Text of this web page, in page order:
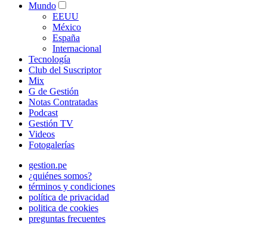
Mundo
EEUU
México
España
Internacional
Tecnología
Club del Suscriptor
Mix
G de Gestión
Notas Contratadas
Podcast
Gestión TV
Videos
Fotogalerías
gestion.pe
¿quiénes somos?
términos y condiciones
política de privacidad
politica de cookies
preguntas frecuentes